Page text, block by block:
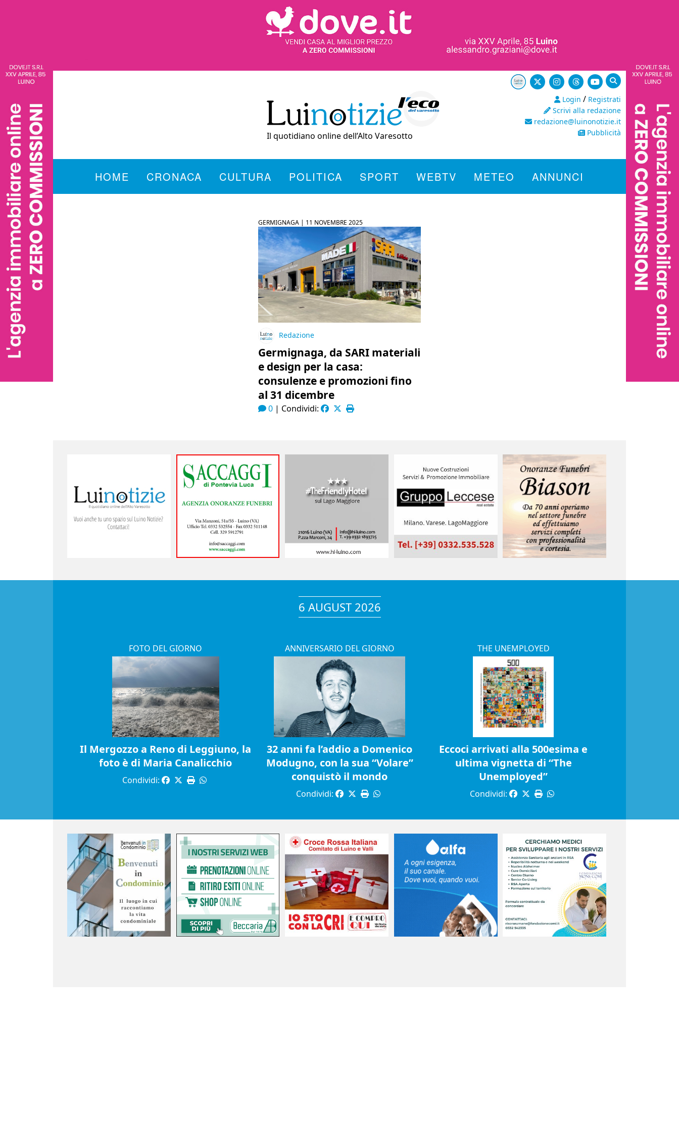
Il quotidiano online dell’Alto Varesotto
Login / Registrati
Scrivi alla redazione
redazione@luinonotizie.it
Pubblicità
HOME CRONACA CULTURA POLITICA SPORT WEBTV METEO ANNUNCI
GERMIGNAGA | 11 NOVEMBRE 2025
Redazione
Germignaga, da SARI materiali
e design per la casa:
consulenze e promozioni fino
al 31 dicembre
0 | Condividi:
6 AUGUST 2026
FOTO DEL GIORNO
Il Mergozzo a Reno di Leggiuno, la
foto è di Maria Canalicchio
Condividi:
ANNIVERSARIO DEL GIORNO
32 anni fa l’addio a Domenico
Modugno, con la sua “Volare”
conquistò il mondo
Condividi:
THE UNEMPLOYED
Eccoci arrivati alla 500esima e
ultima vignetta di “The
Unemployed”
Condividi: